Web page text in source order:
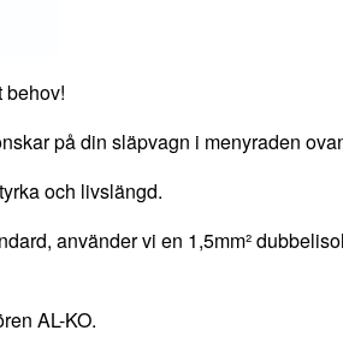
behov!
på din släpvagn i menyraden
och livslängd.
använder vi en 1,5mm²
AL-KO.